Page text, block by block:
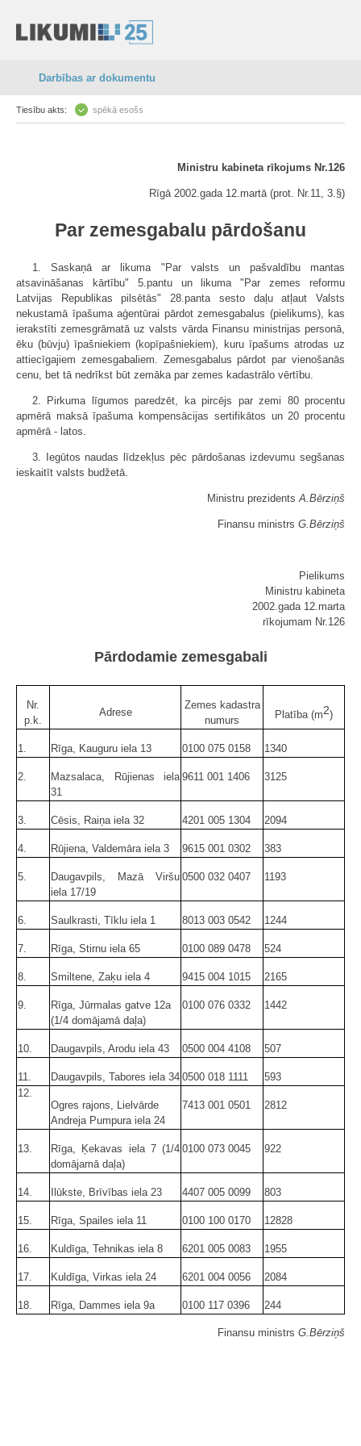
Darbības ar dokumentu
Tiesību akts: spēkā esošs
Ministru kabineta rīkojums Nr.126
Rīgā 2002.gada 12.martā (prot. Nr.11, 3.§)
Par zemesgabalu pārdošanu
1. Saskaņā ar likuma "Par valsts un pašvaldību mantas
atsavināšanas kārtību" 5.pantu un likuma "Par zemes reformu
Latvijas Republikas pilsētās" 28.panta sesto daļu atļaut Valsts
nekustamā īpašuma aģentūrai pārdot zemesgabalus (pielikums), kas
ierakstīti zemesgrāmatā uz valsts vārda Finansu ministrijas personā,
ēku (būvju) īpašniekiem (kopīpašniekiem), kuru īpašums atrodas uz
attiecīgajiem zemesgabaliem. Zemesgabalus pārdot par vienošanās
cenu, bet tā nedrīkst būt zemāka par zemes kadastrālo vērtību.
2. Pirkuma līgumos paredzēt, ka pircējs par zemi 80 procentu
apmērā maksā īpašuma kompensācijas sertifikātos un 20 procentu
apmērā - latos.
3. Iegūtos naudas līdzekļus pēc pārdošanas izdevumu segšanas
ieskaitīt valsts budžetā.
Ministru prezidentsA.Bērziņš
Finansu ministrs G.Bērziņš
Pielikums
Ministru kabineta
2002.gada 12.marta
rīkojumam Nr.126
Pārdodamie zemesgabali
Nr.
p.k.
Adrese
Zemes kadastra
numurs
Platība (m2)
1. Rīga, Kauguru iela 13 0100 075 0158 1340
2.
Mazsalaca, Rūjienas iela
31
9611 001 1406 3125
3. Cēsis, Raiņa iela 32 4201 005 1304 2094
4. Rūjiena, Valdemāra iela 3 9615 001 0302 383
5.
Daugavpils, Mazā Viršu
iela 17/19
0500 032 0407 1193
6. Saulkrasti, Tīklu iela 1 8013 003 0542 1244
7. Rīga, Stirnu iela 65 0100 089 0478 524
8. Smiltene, Zaķu iela 4 9415 004 1015 2165
9.
Rīga, Jūrmalas gatve 12a
(1/4 domājamā daļa)
0100 076 0332 1442
10. Daugavpils, Arodu iela 43 0500 004 4108 507
11. Daugavpils, Tabores iela 34 0500 018 1111
593
12.
Ogres rajons, Lielvārde
Andreja Pumpura iela 24
7413 001 0501 2812
13.
Rīga, Ķekavas iela 7 (1/4
domājamā daļa)
0100 073 0045 922
14. Ilūkste, Brīvības iela 23 4407 005 0099 803
15. Rīga, Spailes iela 11 0100 100 0170 12828
16. Kuldīga, Tehnikas iela 8 6201 005 0083 1955
17. Kuldīga, Virkas iela 24 6201 004 0056 2084
18. Rīga, Dammes iela 9a 0100 117 0396 244
Finansu ministrs G.Bērziņš